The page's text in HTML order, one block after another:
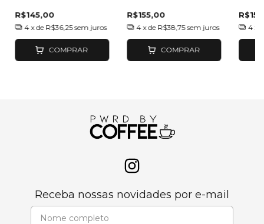
R$145,00
4 x de R$36,25 sem juros
COMPRAR
R$155,00
4 x de R$38,75 sem juros
COMPRAR
4 x
Receba nossas novidades por e-mail